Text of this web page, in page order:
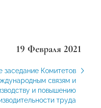
19 Февраля 2021
заседание Комитетов
связям и
и повышению
труда